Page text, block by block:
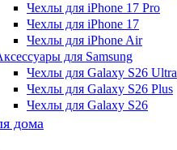
Чехлы для iPhone 17 Pro
Чехлы для iPhone 17
Чехлы для iPhone Air
для Samsung
Чехлы для Galaxy S26 Ultra
Чехлы для Galaxy S26 Plus
Чехлы для Galaxy S26
дома